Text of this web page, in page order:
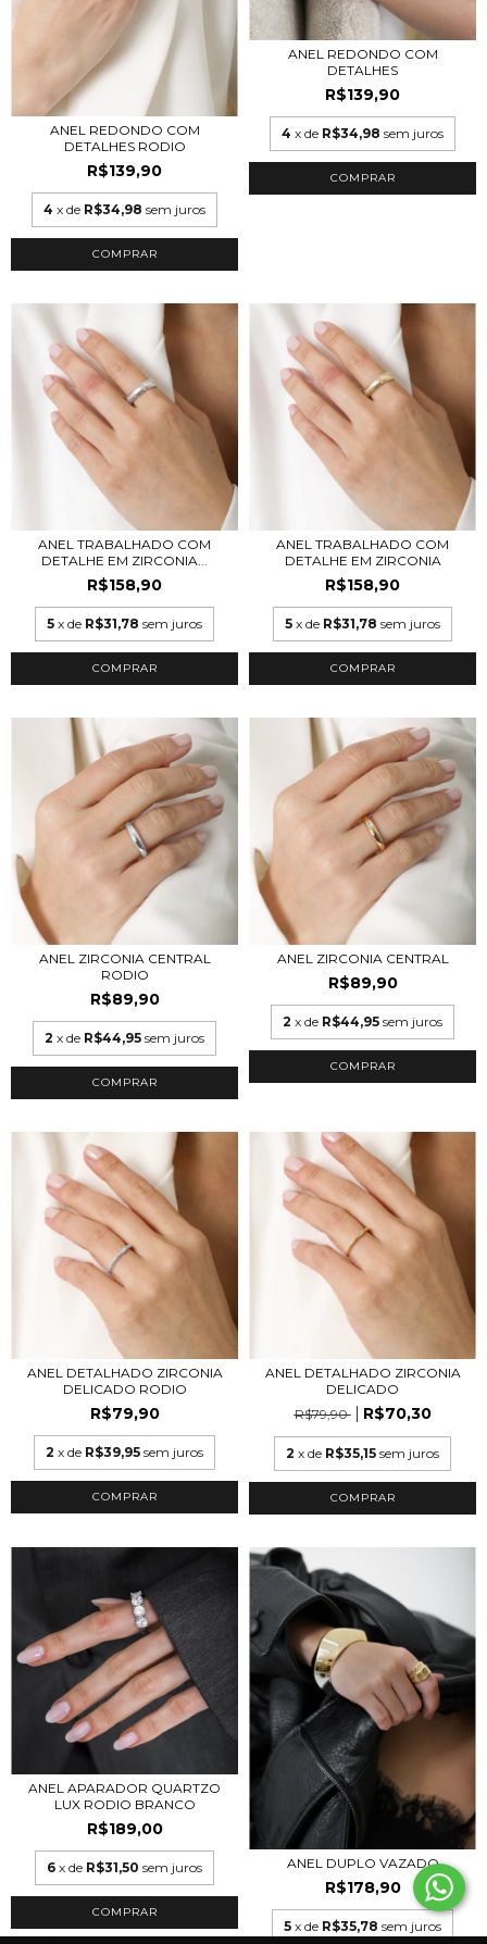
ANEL REDONDO COM
DETALHES RODIO
R$139,90
4 x de R$34,98 sem juros
COMPRAR
ANEL REDONDO COM
DETALHES
R$139,90
4 x de R$34,98 sem juros
COMPRAR
ANEL TRABALHADO COM
DETALHE EM ZIRCONIA...
R$158,90
5 x de R$31,78 sem juros
COMPRAR
ANEL TRABALHADO COM
DETALHE EM ZIRCONIA
R$158,90
5 x de R$31,78 sem juros
COMPRAR
ANEL ZIRCONIA CENTRAL
RODIO
R$89,90
2 x de R$44,95 sem juros
COMPRAR
ANEL ZIRCONIA CENTRAL
R$89,90
2 x de R$44,95 sem juros
COMPRAR
ANEL DETALHADO ZIRCONIA
DELICADO RODIO
R$79,90
2 x de R$39,95 sem juros
COMPRAR
ANEL DETALHADO ZIRCONIA
DELICADO
R$79,90
R$70,30
2 x de R$35,15 sem juros
COMPRAR
ANEL APARADOR QUARTZO
LUX RODIO BRANCO
R$189,00
6 x de R$31,50 sem juros
COMPRAR
ANEL DUPLO VAZADO
R$178,90
5 x de R$35,78 sem juros